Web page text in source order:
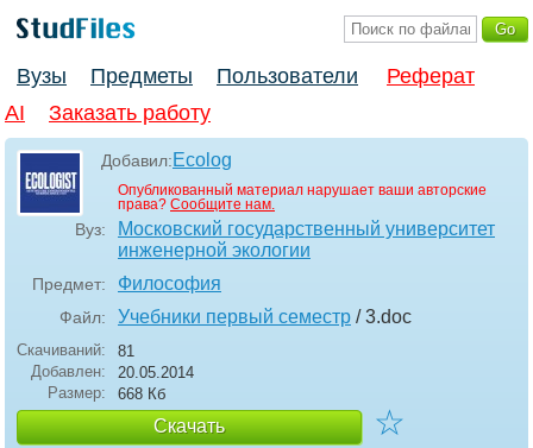
Вузы Предметы Пользователи
Реферат
AI
Заказать работу
Добавил:Ecolog
Опубликованный материал нарушает ваши авторские
права? Сообщите нам.
Вуз:
Московский государственный университет
инженерной экологии
Предмет: Философия
Файл: Учебники первый семестр / 3.doc
Скачиваний:
81
Добавлен:
20.05.2014
Размер:
668 Кб
Скачать ☆